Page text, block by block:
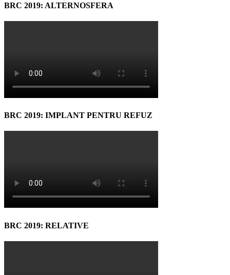
BRC 2019: ALTERNOSFERA
BRC 2019: IMPLANT PENTRU REFUZ
BRC 2019: RELATIVE